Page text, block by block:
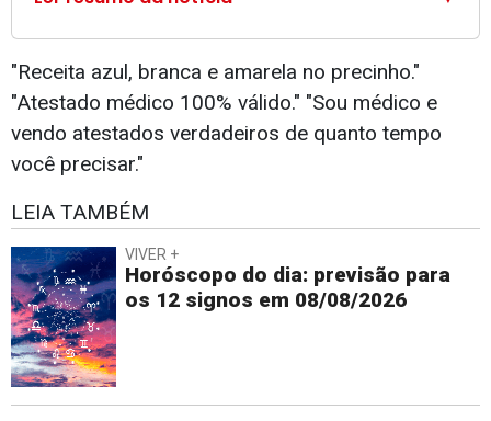
"Receita azul, branca e amarela no precinho."
"Atestado médico 100% válido." "Sou médico e
vendo atestados verdadeiros de quanto tempo
você precisar."
LEIA TAMBÉM
VIVER +
Horóscopo do dia: previsão para
os 12 signos em 08/08/2026